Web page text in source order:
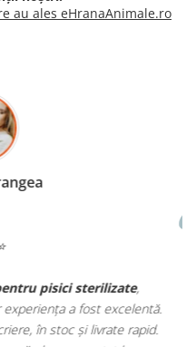
au ales eHranaAnimale.ro
ehranaanimale.rogăsesc nu
farmacia veterinară:
de îngrijire. Este foarte